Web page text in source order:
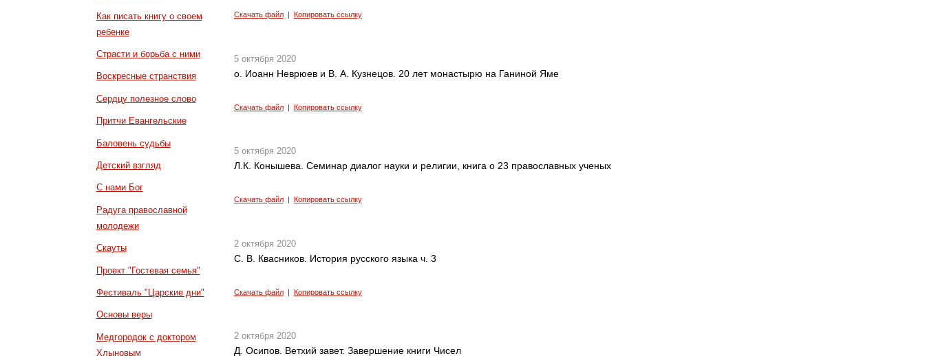
Как писать книгу о своем
ребенке
Страсти и борьба с ними
Воскресные странствия
Сердцу полезное слово
Притчи Евангельские
Баловень судьбы
Детский взгляд
С нами Бог
Радуга православной
молодежи
Скауты
Проект "Гостевая семья"
Фестиваль "Царские дни"
Основы веры
Медгородок с доктором
Хлыновым
Скачать файл| Копировать ссылку
5 октября 2020
о. Иоанн Неврюев и В. А. Кузнецов. 20 лет монастырю на Ганиной Яме
Скачать файл| Копировать ссылку
5 октября 2020
Л.К. Конышева. Семинар диалог науки и религии, книга о 23 православных ученых
Скачать файл| Копировать ссылку
2 октября 2020
С. В. Квасников. История русского языка ч. 3
Скачать файл| Копировать ссылку
2 октября 2020
Д. Осипов. Ветхий завет. Завершение книги Чисел